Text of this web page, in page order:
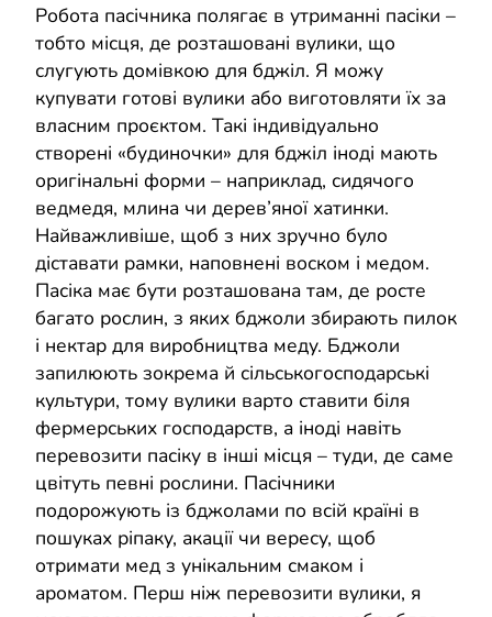
Робота пасічника полягає в утриманні пасіки –
тобто місця, де розташовані вулики, що
слугують домівкою для бджіл. Я можу
купувати готові вулики або виготовляти їх за
власним проєктом. Такі індивідуально
створені «будиночки» для бджіл іноді мають
оригінальні форми – наприклад, сидячого
ведмедя, млина чи дерев’яної хатинки.
Найважливіше, щоб з них зручно було
діставати рамки, наповнені воском і медом.
Пасіка має бути розташована там, де росте
багато рослин, з яких бджоли збирають пилок
і нектар для виробництва меду. Бджоли
запилюють зокрема й сільськогосподарські
культури, тому вулики варто ставити біля
фермерських господарств, а іноді навіть
перевозити пасіку в інші місця – туди, де саме
цвітуть певні рослини. Пасічники
подорожують із бджолами по всій країні в
пошуках ріпаку, акації чи вересу, щоб
отримати мед з унікальним смаком і
ароматом. Перш ніж перевозити вулики, я